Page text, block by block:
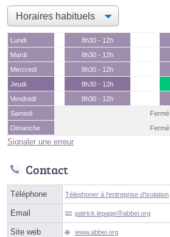
Lundi 8h30 - 12h
Mardi
8h30 - 12h
Mercredi
8h30 - 12h
Jeudi
8h30 - 12h
Vendredi
8h30 - 12h
Samedi
Fermé
Dimanche
Fermé
Signaler une erreur
Contact
Téléphone Téléphoner à l'entreprise d'isolation
Email patrick.lepageⓐabbei.org
Site web www.abbei.org